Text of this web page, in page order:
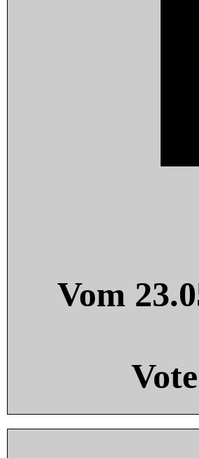
Vom